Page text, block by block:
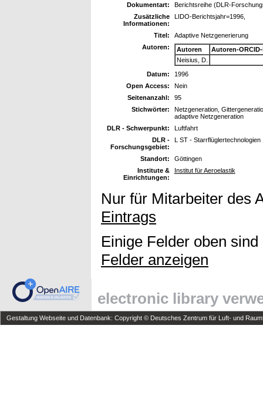
Dokumentart:
Berichtsreihe (DLR-
Zusätzliche
Informationen:
LIDO-Berichtsjahr=1996,
Titel:
Adaptive Netzgenerierung
Autoren:
Autoren
Autoren-
Neisius, D.
Datum:
1996
Open Access:
Nein
Seitenanzahl:
95
Stichwörter:
Netzgeneration,
adaptive Netzgeneration
DLR - Schwerpunkt:
Luftfahrt
DLR -
Forschungsgebiet:
L ST - Starrflüglertechnologien
Standort:
Göttingen
Institute &
Einrichtungen:
Institut für Aeroelastik
Nur für Mitarbeiter des
Eintrags
Einige Felder oben
Felder anzeigen
electronic library
Gestaltung Webseite und Datenbank: Copyright © Deutsches Zentrum für Luft- und